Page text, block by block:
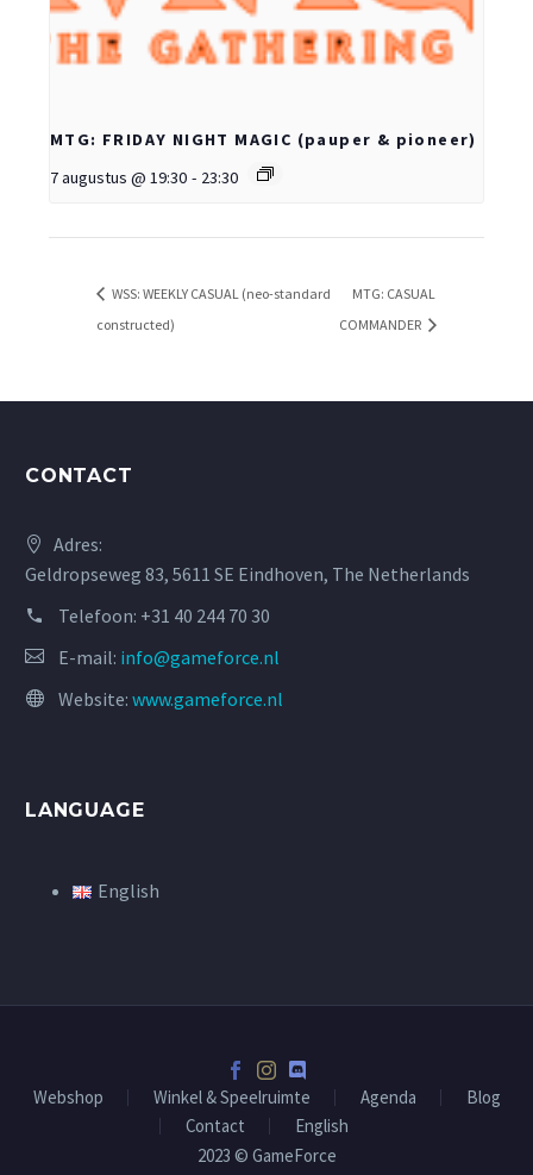
MTG: FRIDAY NIGHT MAGIC (pauper & pioneer)
7 augustus @ 19:30 - 23:30
WSS: WEEKLY CASUAL (neo-standard
constructed)
MTG: CASUAL
COMMANDER
CONTACT
Adres:
Geldropseweg 83, 5611 SE Eindhoven, The Netherlands
Telefoon: +31 40 244 70 30
E-mail: info@gameforce.nl
Website: www.gameforce.nl
LANGUAGE
English
Webshop Winkel & Speelruimte Agenda
Blog
Contact
English
2023 © GameForce